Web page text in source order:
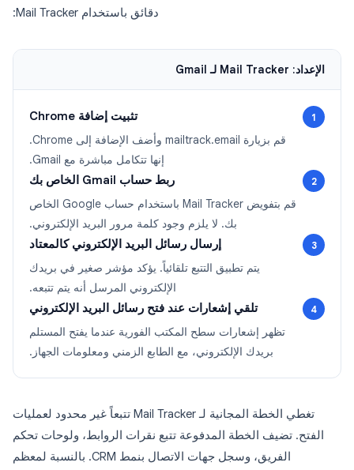
دقائق باستخدام Mail Tracker:
الإعداد: Mail Tracker لـ Gmail
1
تثبيت إضافة Chrome
قم بزيارة mailtrack.email وأضف الإضافة إلى Chrome.
إنها تتكامل مباشرة مع Gmail.
2
ربط حساب Gmail الخاص بك
قم بتفويض Mail Tracker باستخدام حساب Google الخاص
بك. لا يلزم وجود كلمة مرور البريد الإلكتروني.
3
إرسال رسائل البريد الإلكتروني كالمعتاد
يتم تطبيق التتبع تلقائياً. يؤكد مؤشر صغير في بريدك
الإلكتروني المرسل أنه يتم تتبعه.
4
تلقي إشعارات عند فتح رسائل البريد الإلكتروني
تظهر إشعارات سطح المكتب الفورية عندما يفتح المستلم
بريدك الإلكتروني، مع الطابع الزمني ومعلومات الجهاز.
تغطي الخطة المجانية لـ Mail Tracker تتبعاً غير محدود لعمليات
الفتح. تضيف الخطة المدفوعة تتبع نقرات الروابط، ولوحات تحكم
الفريق، وسجل جهات الاتصال بنمط CRM. بالنسبة لمعظم